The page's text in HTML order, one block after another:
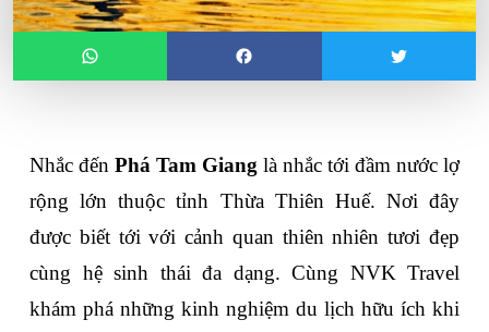
Nhắc đến Phá Tam Giang là nhắc tới đầm nước lợ
rộng lớn thuộc tỉnh Thừa Thiên Huế. Nơi đây
được biết tới với cảnh quan thiên nhiên tươi đẹp
cùng hệ sinh thái đa dạng. Cùng NVK Travel
khám phá những kinh nghiệm du lịch hữu ích khi